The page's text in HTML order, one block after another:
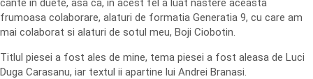
cante in duete, asa ca, in acest fel a luat nastere aceasta
frumoasa colaborare, alaturi de formatia Generatia 9, cu care am
mai colaborat si alaturi de sotul meu, Boji Ciobotin.
Titlul piesei a fost ales de mine, tema piesei a fost aleasa de Luci
Duga Carasanu, iar textul ii apartine lui Andrei Branasi.